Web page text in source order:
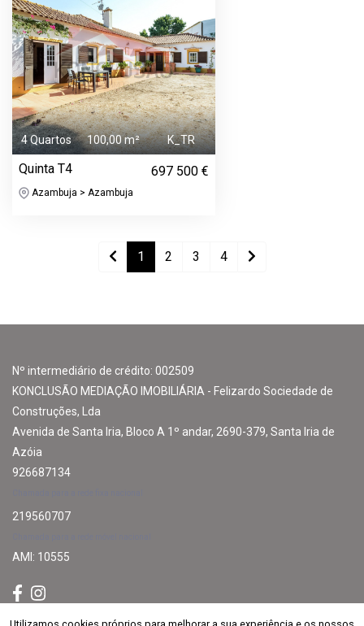
4 Quartos 100,00 m² K_TR
Quinta T4 697 500 €
Azambuja > Azambuja
1 2 3 4
Nº intermediário de crédito: 002509
KONCLUSÃO MEDIAÇÃO IMOBILIÁRIA - Felizardo Sociedade de
Construções, Lda
Avenida de Santa Iria, Bloco A 1º andar, 2690-379, Santa Iria de
Azóia
926687134
219560707
AMI: 10555